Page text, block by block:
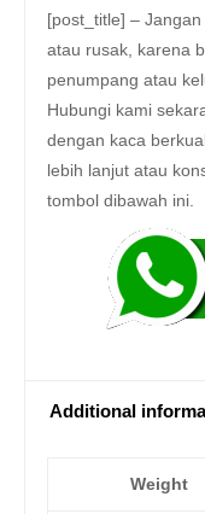
[post_title] –
atau rusak, karena
penumpang atau
Hubungi kami
dengan kaca
lebih lanjut atau
tombol dibawah ini.
Additional
Weight